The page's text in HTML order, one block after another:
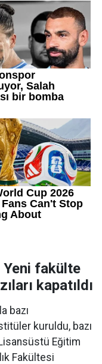
fakülte
kapatıldı
bazı
kuruldu, bazı
Lisansüstü Eğitim
Fakültesi